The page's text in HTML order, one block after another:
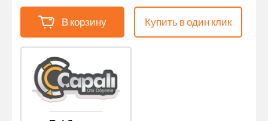
В корзину Купить в один клик